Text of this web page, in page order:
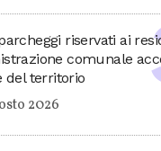
riservati ai
comunale
del territorio
2026